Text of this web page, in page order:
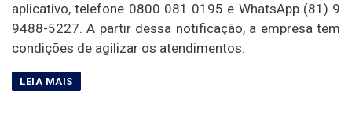
aplicativo, telefone 0800 081 0195 e WhatsApp (81) 9
9488-5227. A partir dessa notificação, a empresa tem
condições de agilizar os atendimentos.